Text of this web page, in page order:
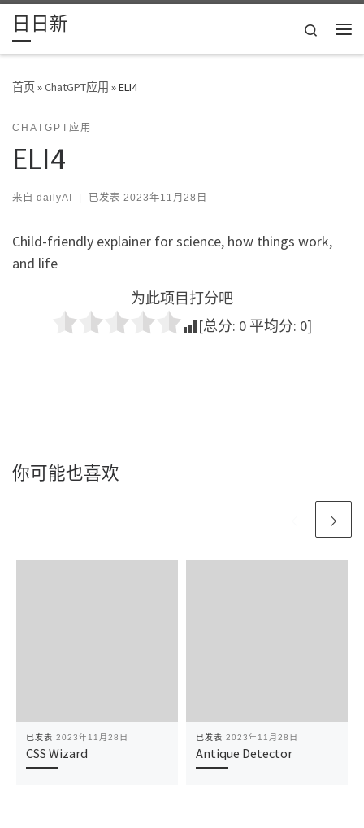
Skip to content
日日新
Search
首页»ChatGPT应用 »ELI4
CHATGPT应用
ELI4
来自 dailyAI | 已发表 2023年11月28日
Child-friendly explainer for science, how things work,
and life
为此项目打分吧
[总分: 0 平均分: 0]
你可能也喜欢
已发表 2023年11月28日
CSS Wizard
已发表 2023年11月28日
Antique Detector